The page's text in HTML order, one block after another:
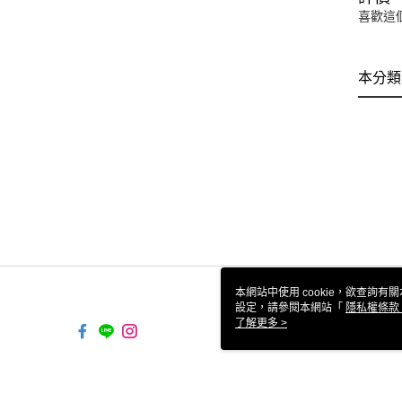
喜歡這
本分
本網站中使用 cookie，欲查詢有
設定，請參閱本網站「 隱私權條款
使用 cookie。
了解更多 >